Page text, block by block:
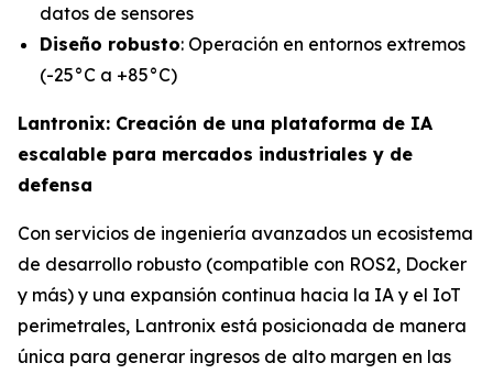
datos de sensores
Diseño robusto: Operación en entornos extremos
(-25°C a +85°C)
Lantronix: Creación de una plataforma de IA
escalable para mercados industriales y de
defensa
Con servicios de ingeniería avanzados un ecosistema
de desarrollo robusto (compatible con ROS2, Docker
y más) y una expansión continua hacia la IA y el IoT
perimetrales, Lantronix está posicionada de manera
única para generar ingresos de alto margen en las